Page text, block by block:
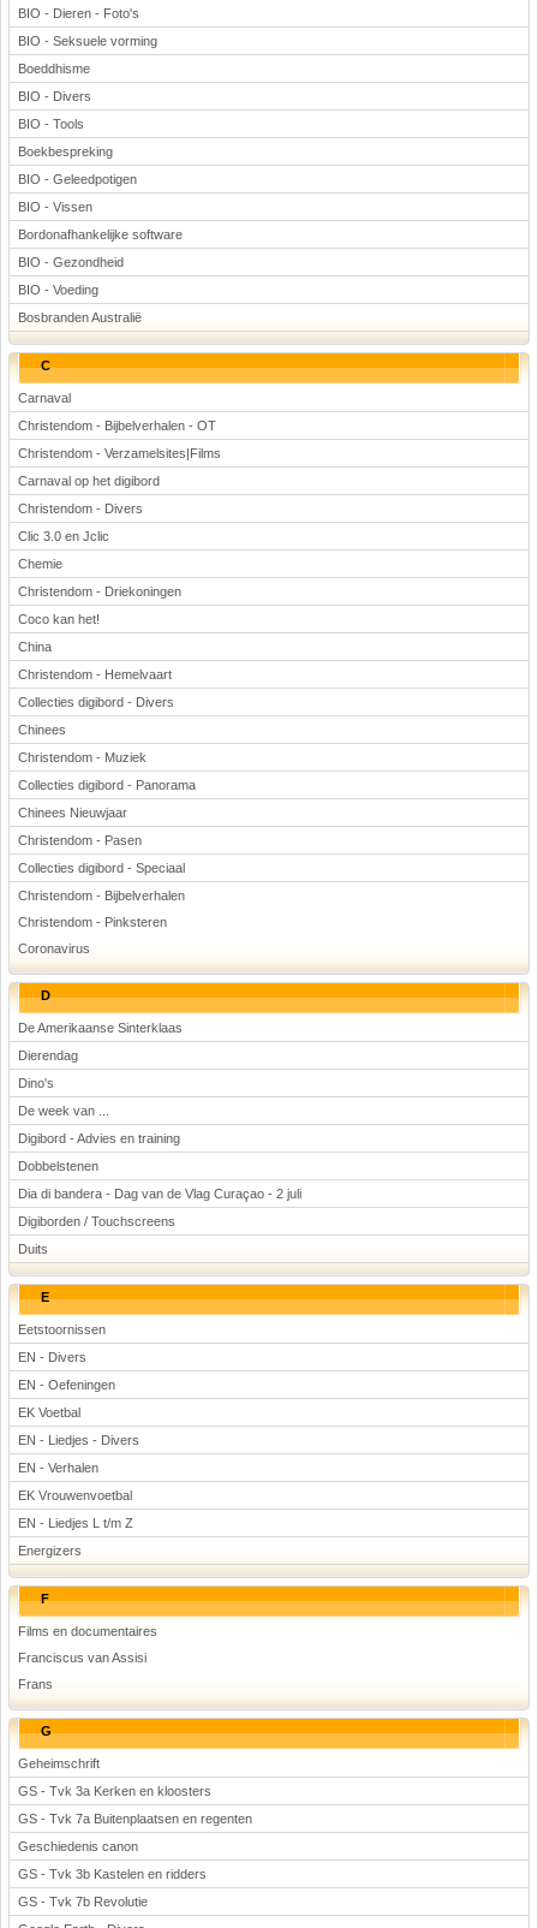
BIO - Dieren - Foto's
BIO - Seksuele vorming
Boeddhisme
BIO - Divers
BIO - Tools
Boekbespreking
BIO - Geleedpotigen
BIO - Vissen
Bordonafhankelijke software
BIO - Gezondheid
BIO - Voeding
Bosbranden Australië
C
Carnaval
Christendom - Bijbelverhalen - OT
Christendom - Verzamelsites|Films
Carnaval op het digibord
Christendom - Divers
Clic 3.0 en Jclic
Chemie
Christendom - Driekoningen
Coco kan het!
China
Christendom - Hemelvaart
Collecties digibord - Divers
Chinees
Christendom - Muziek
Collecties digibord - Panorama
Chinees Nieuwjaar
Christendom - Pasen
Collecties digibord - Speciaal
Christendom - Bijbelverhalen
Christendom - Pinksteren
Coronavirus
D
De Amerikaanse Sinterklaas
Dierendag
Dino's
De week van ...
Digibord - Advies en training
Dobbelstenen
Dia di bandera - Dag van de Vlag Curaçao - 2 juli
Digiborden / Touchscreens
Duits
E
Eetstoornissen
EN - Divers
EN - Oefeningen
EK Voetbal
EN - Liedjes - Divers
EN - Verhalen
EK Vrouwenvoetbal
EN - Liedjes L t/m Z
Energizers
F
Films en documentaires
Franciscus van Assisi
Frans
G
Geheimschrift
GS - Tvk 3a Kerken en kloosters
GS - Tvk 7a Buitenplaatsen en regenten
Geschiedenis canon
GS - Tvk 3b Kastelen en ridders
GS - Tvk 7b Revolutie